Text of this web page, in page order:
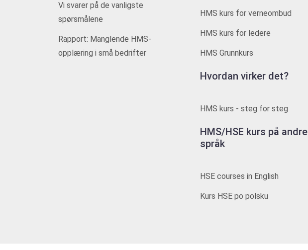
Vi svarer på de vanligste
spørsmålene
Rapport: Manglende HMS-
opplæring i små bedrifter
HMS kurs for verneombud
HMS kurs for ledere
HMS Grunnkurs
Hvordan virker det?
HMS kurs - steg for steg
HMS/HSE kurs på andre
språk
HSE courses in English
Kurs HSE po polsku